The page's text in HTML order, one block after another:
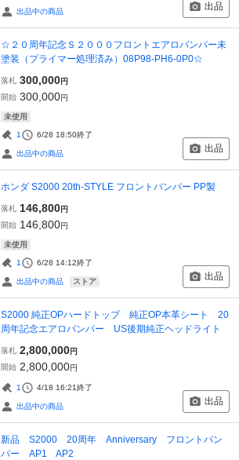
出品中の商品 出品
☆２０周年記念Ｓ２０００フロントエアロバンパー未
塗装（プライマー処理済み）08P98-PH6-0P0☆
落札 300,000円
開始 300,000円
未使用
1 6/28 18:50終了
出品中の商品 出品
ホンダ S2000 20th-STYLE フロントバンパー PP製
落札 146,800円
開始 146,800円
未使用
1 6/28 14:12終了
出品中の商品 ストア 出品
S2000 純正OPハードトップ 純正OP本革シート 20
周年記念エアロバンパー US後期純正ヘッドライト
落札 2,800,000円
開始 2,800,000円
1 4/18 16:21終了
出品中の商品 出品
新品 S2000 20周年 Anniversary フロントバン
パー AP1 AP2